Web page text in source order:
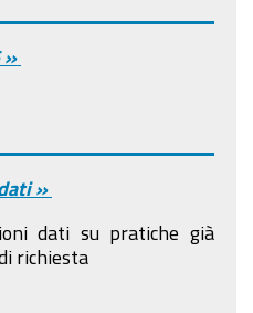
»
»
dati su pratiche già
richiesta